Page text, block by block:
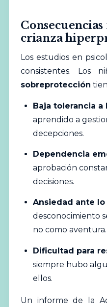
crianza
Los estudios en
consistentes. Los
sobreprotección
Baja tolerancia a
aprendido a
decepciones.
Dependencia
aprobación
decisiones.
Ansiedad ante lo
desconocimiento
no como aventura.
Dificultad para
siempre hubo
ellos.
Un informe de la